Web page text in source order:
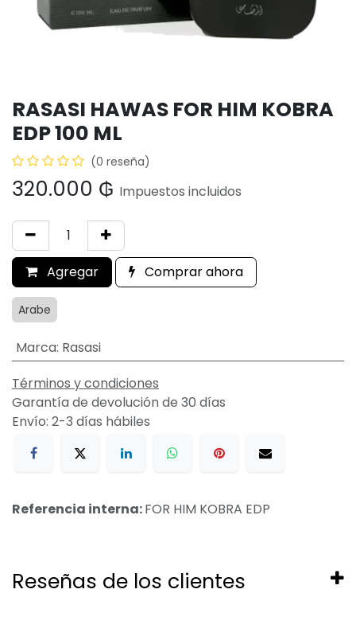
RASASI HAWAS FOR HIM KOBRA
EDP 100 ML
(0 reseña)
320.000 ₲ Impuestos incluidos
Agregar Comprar ahora
Arabe
Marca: Rasasi
Términos y condiciones
Garantía de devolución de 30 días
Envío: 2-3 días hábiles
Referencia interna:FOR HIM KOBRA EDP
Reseñas de los clientes